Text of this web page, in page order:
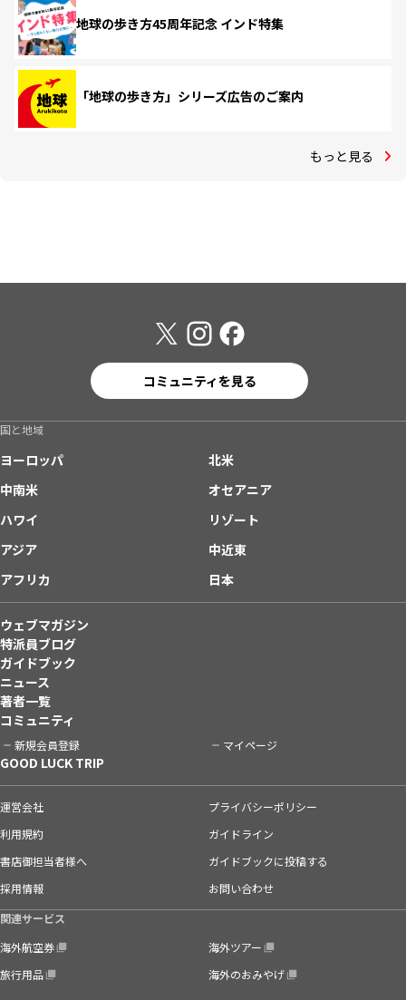
地球の歩き方45周年記念 インド特集
「地球の歩き方」シリーズ広告のご案内
もっと見る
コミュニティを見る
国と地域
ヨーロッパ
北米
中南米
オセアニア
ハワイ
リゾート
アジア
中近東
アフリカ
日本
ウェブマガジン
特派員ブログ
ガイドブック
ニュース
著者一覧
コミュニティ
新規会員登録 マイページ
GOOD LUCK TRIP
運営会社
プライバシーポリシー
利用規約
ガイドライン
書店御担当者様へ
ガイドブックに投稿する
採用情報
お問い合わせ
関連サービス
海外航空券
海外ツアー
旅行用品
海外のおみやげ